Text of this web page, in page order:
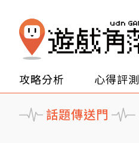
攻略分析 心得評測
話題傳送門